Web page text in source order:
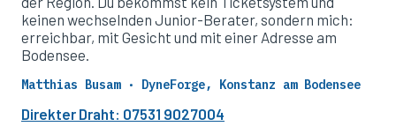
keinen wechselnden Junior-Berater, sondern mich:
erreichbar, mit Gesicht und mit einer Adresse am
Bodensee.
Matthias Busam · DyneForge, Konstanz am Bodensee
Direkter Draht: 07531 9027004